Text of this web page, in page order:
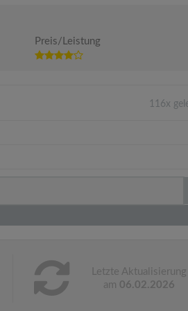
Preis/Leistung
116x
Letzte Aktualisierung
am 06.02.2026